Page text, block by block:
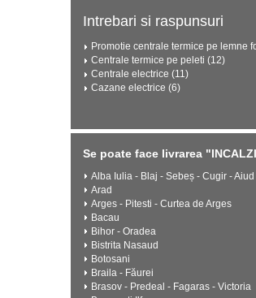
Intrebari si raspunsuri
Promotie centrale termice pe lemne
Centrale termice pe peleti (12)
Centrale electrice (11)
Cazane electrice (6)
Se poate face livrarea
Alba Iulia - Blaj - Sebeș - Cugir - Aiud
Arad
Arges - Pitesti - Curtea de Arges
Bacau
Bihor - Oradea
Bistrita Nasaud
Botosani
Braila - Făurei
Brasov - Predeal - Fagaras - Victoria